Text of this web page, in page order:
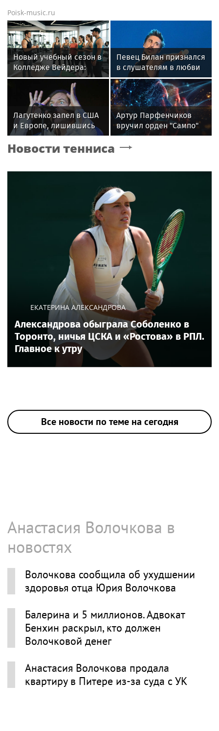
Poisk-music.ru
Новый учебный сезон в
Колледже Вейдера:
стартовали очные
программы подготовки
фитнес-тренеров и
специалистов
индустрии здоровья
Певец Билан признался
в слушателям в любви
после критики
Лагутенко запел в США
и Европе, лишившись
дома в Малибу
Артур Парфенчиков
вручил орден "Сампо"
семье Бориса Одлиса
Новости тенниса
ЕКАТЕРИНА АЛЕКСАНДРОВА
Александрова обыграла Соболенко в
Торонто, ничья ЦСКА и «Ростова» в РПЛ.
Главное к утру
Все новости по теме на сегодня
Анастасия Волочкова в
новостях
Волочкова сообщила об ухудшении
здоровья отца Юрия Волочкова
Балерина и 5 миллионов. Адвокат
Бенхин раскрыл, кто должен
Волочковой денег
Анастасия Волочкова продала
квартиру в Питере из-за суда с УК